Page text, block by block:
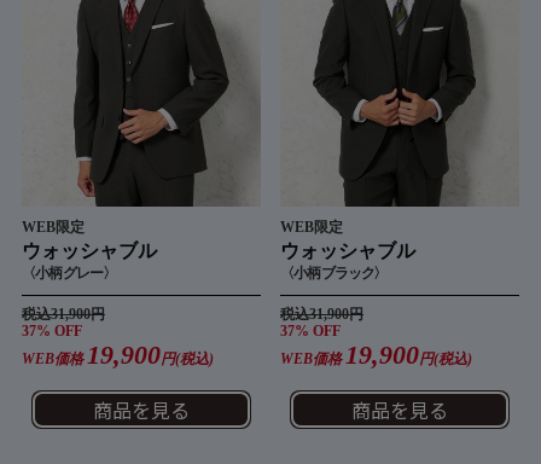
WEB限定
ウォッシャブル
〈小柄 グレー〉
税込31,900円
37% OFF
WEB価格 19,900円(税込)
商品を見る
WEB限定
ウォッシャブル
〈小柄 ブラック〉
税込31,900円
37% OFF
WEB価格 19,900円(税込)
商品を見る